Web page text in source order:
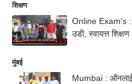
शिक्षण
Online Exam's :
उडी, स्वायत्त
मुंबई
Mumbai : ऑनलाईन